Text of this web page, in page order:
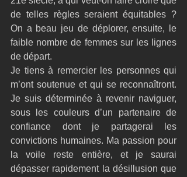
de telles règles seraient équitables ?
On a beau jeu de déplorer, ensuite, le
faible nombre de femmes sur les lignes
de départ.
Je tiens à remercier les personnes qui
m’ont soutenue et qui se reconnaîtront.
Je suis déterminée à revenir naviguer,
sous les couleurs d’un partenaire de
confiance dont je partagerai les
convictions humaines. Ma passion pour
la voile reste entière, et je saurai
dépasser rapidement la désillusion que